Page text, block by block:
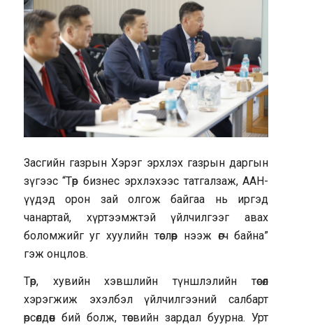
Засгийн газрын Хэрэг эрхлэх газрын даргын
зүгээс “Төр бизнес эрхлэхээс татгалзаж, ААН-
үүдэд орон зай олгож байгаа нь иргэд
чанартай, хүртээмжтэй үйлчилгээг авах
боломжийг уг хуулийн төслөөр нээж өгч байна”
гэж онцлов.
Төр, хувийн хэвшлийн түншлэлийн төсөл
хэрэгжиж эхэлбэл үйлчилгээний салбарт
өрсөлдөөн бий болж, төсвийн зардал буурна. Урт